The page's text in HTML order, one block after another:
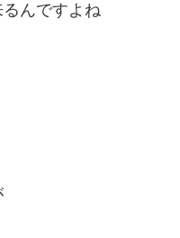
るんですよね